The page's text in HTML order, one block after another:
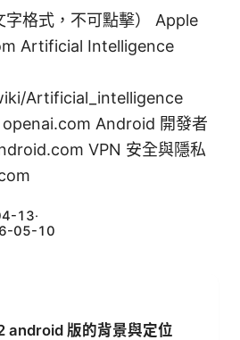
字格式，不可點擊） Apple
Artificial Intelligence
Artificial_intelligence
Android 開發者
VPN 安全與隱私
13·
05-10
android 版的背景與定位